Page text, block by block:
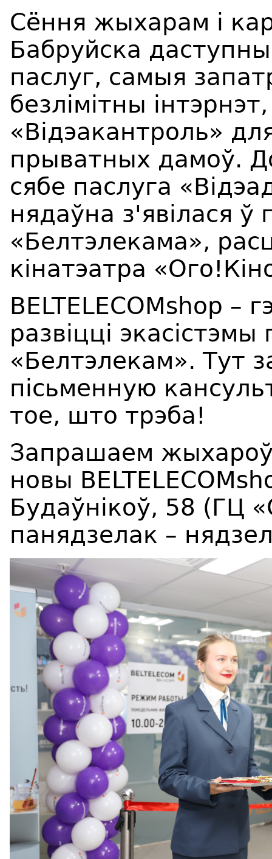
Сёння жыхарам і
Бабруйска
паслуг, самыя
безлімітны
«Відэакантроль»
прыватных дамоў.
сябе паслуга
нядаўна з'явілася ў
«Белтэлекама»,
кінатэатра
BELTELECOMshop –
развіцці экасістэмы
«Белтэлекам». Тут
пісьменную
тое, што трэба!
Запрашаем
новы
Будаўнікоў, 58 (ГЦ
панядзелак –